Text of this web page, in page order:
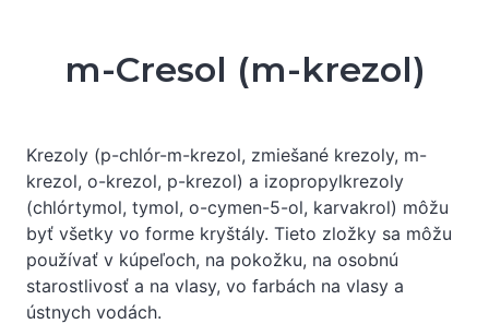
m-Cresol (m-krezol)
Krezoly (p-chlór-m-krezol, zmiešané krezoly, m-
krezol, o-krezol, p-krezol) a izopropylkrezoly
(chlórtymol, tymol, o-cymen-5-ol, karvakrol) môžu
byť všetky vo forme kryštály. Tieto zložky sa môžu
používať v kúpeľoch, na pokožku, na osobnú
starostlivosť a na vlasy, vo farbách na vlasy a
ústnych vodách.